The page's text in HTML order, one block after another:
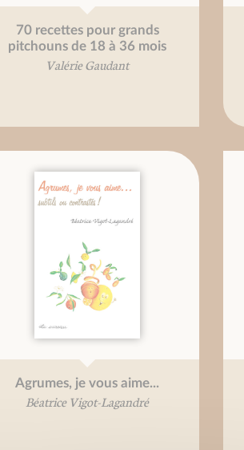
70 recettes pour grands
pitchouns de 18 à 36 mois
Valérie Gaudant
Agrumes, je vous aime...
Béatrice Vigot-Lagandré